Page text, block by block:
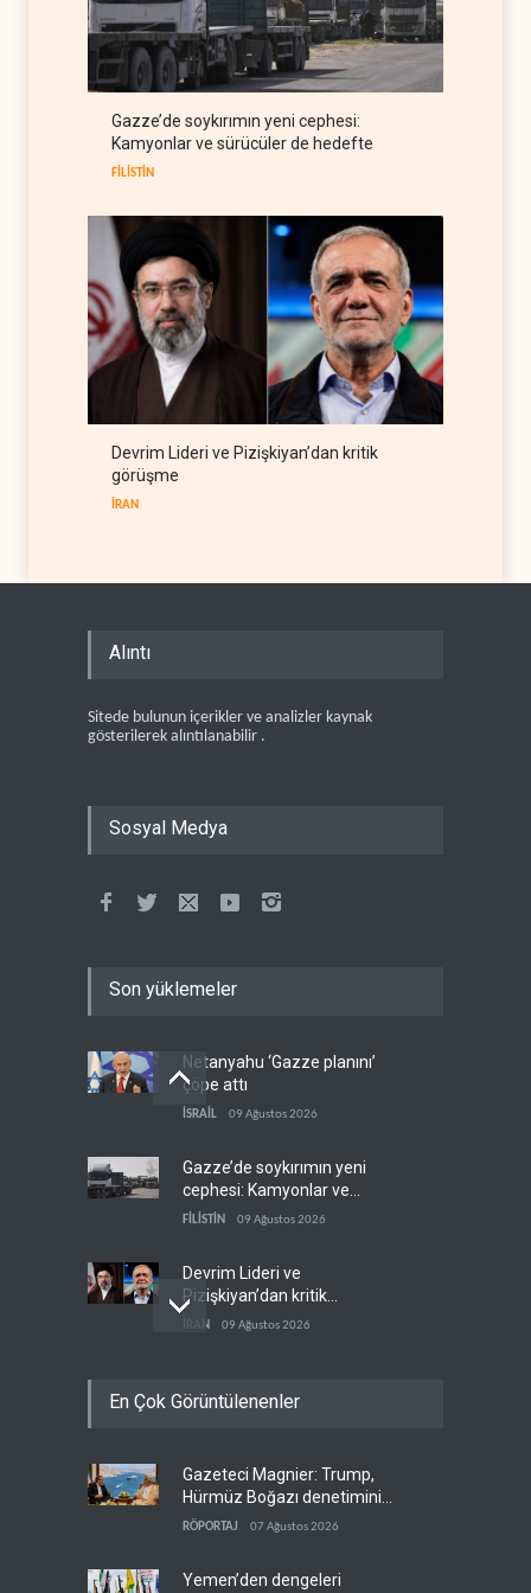
ABD'den Rus petrolünü alan
ülkelere yüzde 100'e varan
gümrük vergisi
RUSYA 09 Ağustos 2026
Demokratlar Trump için azil
süreci yerine soruşturma
Gazze’de soykırımın yeni cephesi:
Kamyonlar ve sürücüler de hedefte
FİLİSTİN
Devrim Lideri ve Pizişkiyan’dan kritik
görüşme
İRAN
Alıntı
Sitede bulunun içerikler ve analizler kaynak
gösterilerek alıntılanabilir .
Sosyal Medya
Son yüklemeler
Netanyahu ‘Gazze planını’
çöpe attı
İSRAİL 09 Ağustos 2026
Gazze’de soykırımın yeni
cephesi: Kamyonlar ve
sürücüler de hedefte
FİLİSTİN 09 Ağustos 2026
Devrim Lideri ve
Pizişkiyan’dan kritik
görüşme
İRAN 09 Ağustos 2026
güçlere büyük operasyon
Grönland’da izinsiz sondaj
hamlesi
BATI YARIM KÜRE
En Çok Görüntülenenler
Gazeteci Magnier: Trump,
Hürmüz Boğazı denetimini
doğrudan İran ve Umman'a
RÖPORTAJ 07 Ağustos 2026
Yemen’den dengeleri